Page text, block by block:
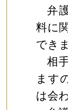
弁
料に
でき
相
ます
は会